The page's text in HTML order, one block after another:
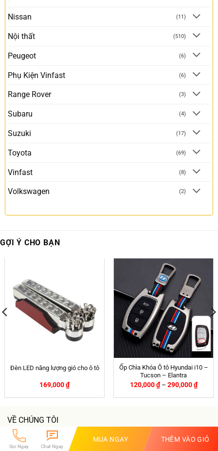
Nissan (11)
Nội thất (510)
Peugeot (6)
Phụ Kiện Vinfast (6)
Range Rover (3)
Subaru (4)
Suzuki (17)
Toyota (69)
Vinfast (8)
Volkswagen (2)
GỢI Ý CHO BẠN
Đèn LED năng lượng gió cho ô tô
169,000₫
Ốp Chìa Khóa Ô tô Hyundai i10 –
Tucson – Elantra
120,000₫ – 290,000₫
Gọi Ngay Chat Ngay
MUA NGAY THÊM VÀO GIỎ
VỀ CHÚNG TÔI